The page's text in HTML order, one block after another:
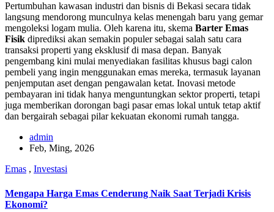
Pertumbuhan kawasan industri dan bisnis di Bekasi secara tidak
langsung mendorong munculnya kelas menengah baru yang gemar
mengoleksi logam mulia. Oleh karena itu, skema Barter Emas
Fisik diprediksi akan semakin populer sebagai salah satu cara
transaksi properti yang eksklusif di masa depan. Banyak
pengembang kini mulai menyediakan fasilitas khusus bagi calon
pembeli yang ingin menggunakan emas mereka, termasuk layanan
penjemputan aset dengan pengawalan ketat. Inovasi metode
pembayaran ini tidak hanya menguntungkan sektor properti, tetapi
juga memberikan dorongan bagi pasar emas lokal untuk tetap aktif
dan bergairah sebagai pilar kekuatan ekonomi rumah tangga.
admin
Feb, Ming, 2026
Emas , Investasi
Mengapa Harga Emas Cenderung Naik Saat Terjadi Krisis
Ekonomi?